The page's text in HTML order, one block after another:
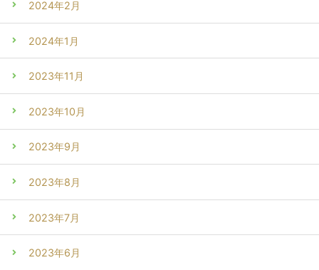
2024年2月
2024年1月
2023年11月
2023年10月
2023年9月
2023年8月
2023年7月
2023年6月